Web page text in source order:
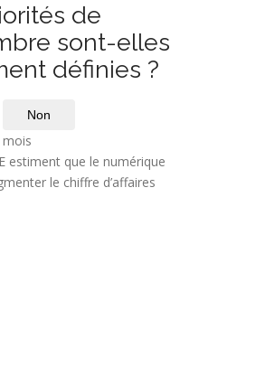
de
sont-elles
définies ?
Non
estiment que le numérique
le chiffre d’affaires